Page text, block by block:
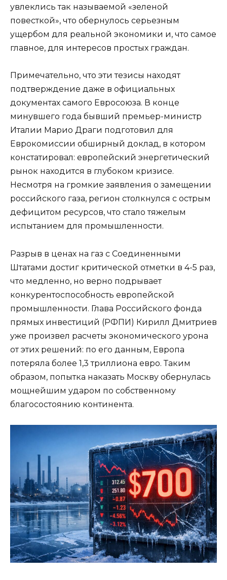
увлеклись так называемой «зеленой
повесткой», что обернулось серьезным
ущербом для реальной экономики и, что самое
главное, для интересов простых граждан.
Примечательно, что эти тезисы находят
подтверждение даже в официальных
документах самого Евросоюза. В конце
минувшего года бывший премьер-министр
Италии Марио Драги подготовил для
Еврокомиссии обширный доклад, в котором
констатировал: европейский энергетический
рынок находится в глубоком кризисе.
Несмотря на громкие заявления о замещении
российского газа, регион столкнулся с острым
дефицитом ресурсов, что стало тяжелым
испытанием для промышленности.
Разрыв в ценах на газ с Соединенными
Штатами достиг критической отметки в 4-5 раз,
что медленно, но верно подрывает
конкурентоспособность европейской
промышленности. Глава Российского фонда
прямых инвестиций (РФПИ) Кирилл Дмитриев
уже произвел расчеты экономического урона
от этих решений: по его данным, Европа
потеряла более 1,3 триллиона евро. Таким
образом, попытка наказать Москву обернулась
мощнейшим ударом по собственному
благосостоянию континента.